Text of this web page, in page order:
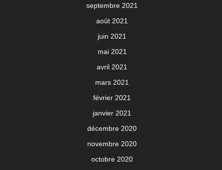
septembre 2021
août 2021
juin 2021
mai 2021
avril 2021
mars 2021
février 2021
janvier 2021
décembre 2020
novembre 2020
octobre 2020